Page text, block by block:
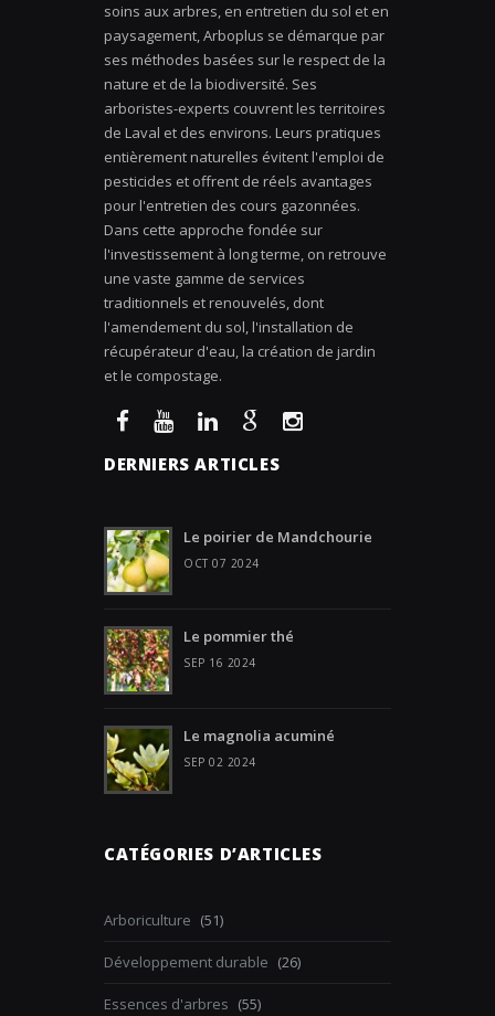
soins aux arbres, en entretien du sol et en
paysagement, Arboplus se démarque par
ses méthodes basées sur le respect de la
nature et de la biodiversité. Ses
arboristes-experts couvrent les territoires
de Laval et des environs. Leurs pratiques
entièrement naturelles évitent l'emploi de
pesticides et offrent de réels avantages
pour l'entretien des cours gazonnées.
Dans cette approche fondée sur
l'investissement à long terme, on retrouve
une vaste gamme de services
traditionnels et renouvelés, dont
l'amendement du sol, l'installation de
récupérateur d'eau, la création de jardin
et le compostage.
DERNIERS ARTICLES
Le poirier de Mandchourie
OCT 07 2024
Le pommier thé
SEP 16 2024
Le magnolia acuminé
SEP 02 2024
CATÉGORIES D’ARTICLES
Arboriculture (51)
Développement durable (26)
Essences d'arbres (55)